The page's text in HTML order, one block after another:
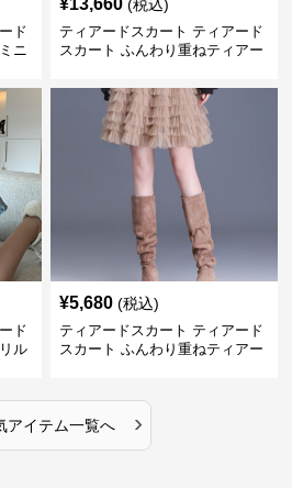
ド
ニ
¥13,660 (税込)
ティアードスカート ティアード
スカート ふんわり重ねティアー
ド
ル
¥5,680 (税込)
ティアードスカート ティアード
スカート ふんわり重ねティアー
アイテム一覧へ ›